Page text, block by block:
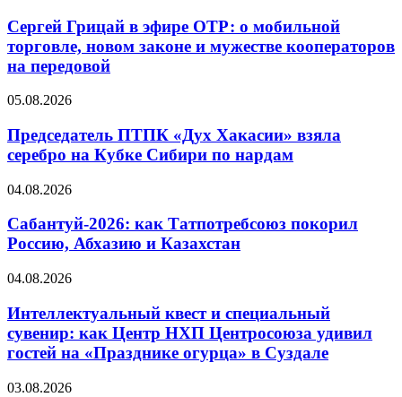
Сергей Грицай в эфире ОТР: о мобильной
торговле, новом законе и мужестве кооператоров
на передовой
05.08.2026
Председатель ПТПК «Дух Хакасии» взяла
серебро на Кубке Сибири по нардам
04.08.2026
Сабантуй-2026: как Татпотребсоюз покорил
Россию, Абхазию и Казахстан
04.08.2026
Интеллектуальный квест и специальный
сувенир: как Центр НХП Центросоюза удивил
гостей на «Празднике огурца» в Суздале
03.08.2026